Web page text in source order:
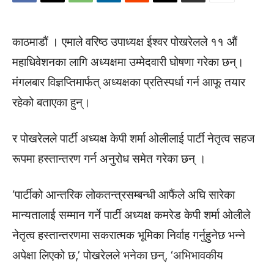
काठमाडौं । एमाले वरिष्ठ उपाध्यक्ष ईश्वर पोखरेलले ११ औं
महाधिवेशनका लागि अध्यक्षमा उम्मेदवारी घोषणा गरेका छन्।
मंगलबार विज्ञप्तिमार्फत् अध्यक्षका प्रतिस्पर्धा गर्न आफू तयार
रहेको बताएका हुन्।
र पोखरेलले पार्टी अध्यक्ष केपी शर्मा ओलीलाई पार्टी नेतृत्व सहज
रूपमा हस्तान्तरण गर्न अनुरोध समेत गरेका छन् ।
‘पार्टीको आन्तरिक लोकतन्त्रसम्बन्धी आफैंले अघि सारेका
मान्यतालाई सम्मान गर्ने पार्टी अध्यक्ष कमरेड केपी शर्मा ओलीले
नेतृत्व हस्तान्तरणमा सकरात्मक भूमिका निर्वाह गर्नुहुनेछ भन्ने
अपेक्षा लिएको छ,’ पोखरेलले भनेका छन्, ‘अभिभावकीय